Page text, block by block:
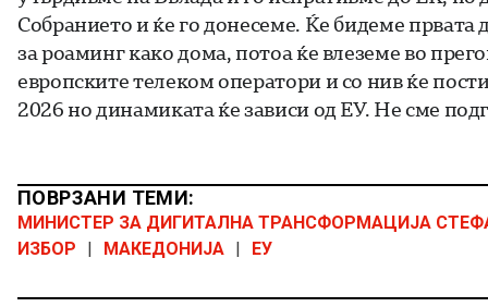
Собранието и ќе го донесеме. Ќе бидеме
за роаминг како дома, потоа ќе влеземе во
европските телеком оператори и со нив ќе
2026 но динамиката ќе зависи од ЕУ. Не сме
ПОВРЗАНИ ТЕМИ:
МИНИСТЕР ЗА ДИГИТАЛНА ТРАНСФОРМАЦИЈА
ИЗБОР
МАКЕДОНИЈА ЕУ